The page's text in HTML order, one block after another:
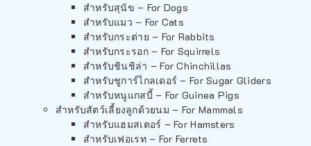
สำหรับสุนัข – For Dogs
สำหรับแมว – For Cats
สำหรับกระต่าย – For Rabbits
สำหรับกระรอก – For Squirrels
สำหรับชินชิล่า – For Chinchillas
สำหรับชูการ์ไกลเดอร์ – For Sugar Gliders
สำหรับหนูแกสบี้ – For Guinea Pigs
สำหรับสัตว์เลี้ยงลูกด้วยนม – For Mammals
สำหรับแฮมสเตอร์ – For Hamsters
สำหรับเฟอเรท – For Ferrets